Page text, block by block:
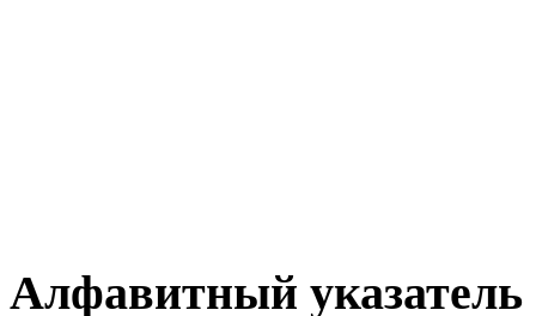
Алфавитный указатель